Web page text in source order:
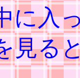
に入
見る